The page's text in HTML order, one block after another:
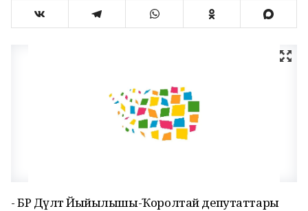
- БР Дәүләт Йыйылышы-Ҡоролтай депутаттары